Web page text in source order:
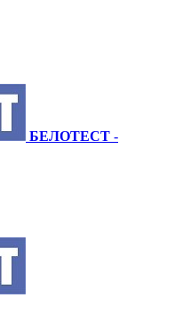
БЕЛОТЕСТ -